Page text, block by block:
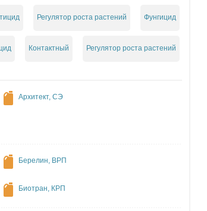
Фунгицид
Регулятор роста растений
Регулятор роста растений
Контактный
Архитект, СЭ
Берелин, ВРП
Биотран, КРП